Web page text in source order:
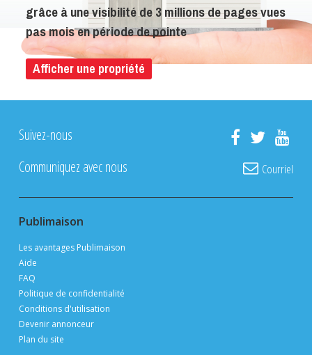
grâce à une visibilité de 3 millions de pages vues
pas mois en période de pointe
Afficher une propriété
Suivez-nous
Communiquez avec nous
Courriel
Publimaison
Les avantages Publimaison
Aide
FAQ
Politique de confidentialité
Conditions d'utilisation
Devenir annonceur
Plan du site